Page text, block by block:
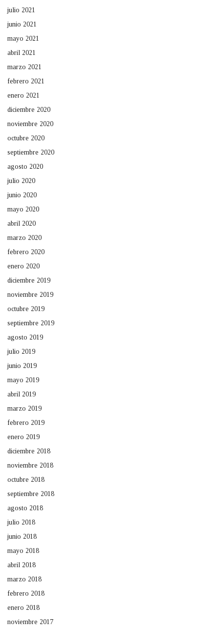
julio 2021
junio 2021
mayo 2021
abril 2021
marzo 2021
febrero 2021
enero 2021
diciembre 2020
noviembre 2020
octubre 2020
septiembre 2020
agosto 2020
julio 2020
junio 2020
mayo 2020
abril 2020
marzo 2020
febrero 2020
enero 2020
diciembre 2019
noviembre 2019
octubre 2019
septiembre 2019
agosto 2019
julio 2019
junio 2019
mayo 2019
abril 2019
marzo 2019
febrero 2019
enero 2019
diciembre 2018
noviembre 2018
octubre 2018
septiembre 2018
agosto 2018
julio 2018
junio 2018
mayo 2018
abril 2018
marzo 2018
febrero 2018
enero 2018
noviembre 2017